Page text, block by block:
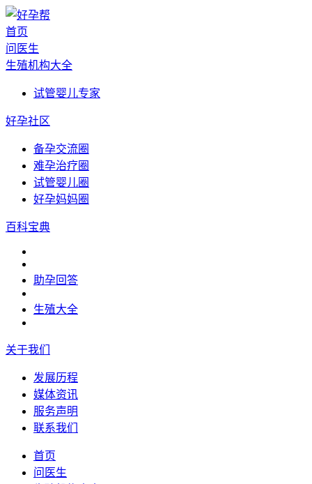
首页
问医生
生殖机构大全
试管婴儿专家
好孕社区
备孕交流圈
难孕治疗圈
试管婴儿圈
好孕妈妈圈
百科宝典
助孕回答
生殖大全
关于我们
发展历程
媒体资讯
服务声明
联系我们
首页
问医生